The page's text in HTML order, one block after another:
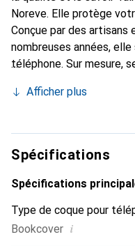
Noreve. Elle protège
Conçue par des artisans
nombreuses années,
téléphone. Sur mesure,
chic et indispensable
haute qualité, la marque
clientèle exigeante.
Afficher plus
Spécifications
Spécifications
Type de coque pour
Bookcover i